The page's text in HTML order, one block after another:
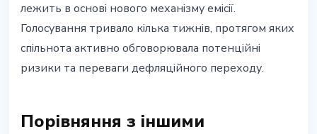
лежить в основі нового механізму емісії.
Голосування тривало кілька тижнів, протягом яких
спільнота активно обговорювала потенційні
ризики та переваги дефляційного переходу.
Порівняння з іншими